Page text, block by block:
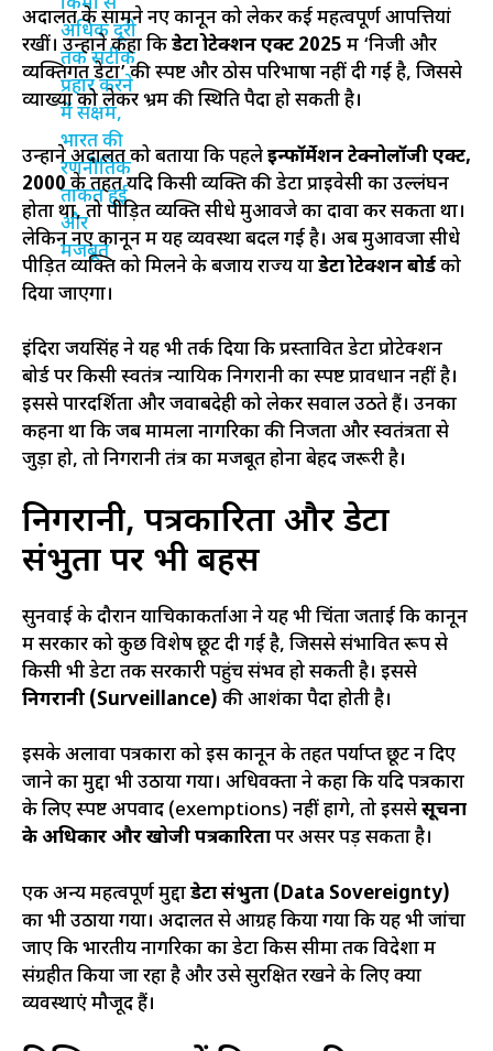
अदालत के सामने नए कानून को लेकर कई महत्वपूर्ण आपत्तियां
रखीं। उन्होंने कहा किडेटा प्रोटेक्शन एक्ट 2025 में ‘निजी और
व्यक्तिगत डेटा’ की स्पष्ट और ठोस परिभाषा नहीं दी गई है, जिससे
व्याख्या को लेकर भ्रम की स्थिति पैदा हो सकती है।
उन्होंने अदालत को बताया कि पहलेइन्फॉर्मेशन टेक्नोलॉजी एक्ट,
2000के तहत यदि किसी व्यक्ति की डेटा प्राइवेसी का उल्लंघन
होता था, तो पीड़ित व्यक्ति सीधे मुआवजे का दावा कर सकता था।
लेकिन नए कानून में यह व्यवस्था बदल गई है। अब मुआवजा सीधे
पीड़ित व्यक्ति को मिलने के बजाय राज्य याडेटा प्रोटेक्शन बोर्डको
दिया जाएगा।
इंदिरा जयसिंह ने यह भी तर्क दिया कि प्रस्तावित डेटा प्रोटेक्शन
बोर्ड पर किसी स्वतंत्र न्यायिक निगरानी का स्पष्ट प्रावधान नहीं है।
इससे पारदर्शिता और जवाबदेही को लेकर सवाल उठते हैं। उनका
कहना था कि जब मामला नागरिकों की निजता और स्वतंत्रता से
जुड़ा हो, तो निगरानी तंत्र का मजबूत होना बेहद जरूरी है।
निगरानी, पत्रकारिता और डेटा
संप्रभुता पर भी बहस
सुनवाई के दौरान याचिकाकर्ताओं ने यह भी चिंता जताई कि कानून
में सरकार को कुछ विशेष छूट दी गई है, जिससे संभावित रूप से
किसी भी डेटा तक सरकारी पहुंच संभव हो सकती है। इससे
निगरानी (Surveillance) की आशंका पैदा होती है।
इसके अलावा पत्रकारों को इस कानून के तहत पर्याप्त छूट न दिए
जाने का मुद्दा भी उठाया गया। अधिवक्ता ने कहा कि यदि पत्रकारों
के लिए स्पष्ट अपवाद (exemptions) नहीं होंगे, तो इससेसूचना
के अधिकार और खोजी पत्रकारितापर असर पड़ सकता है।
एक अन्य महत्वपूर्ण मुद्दाडेटा संप्रभुता (Data Sovereignty)
का भी उठाया गया। अदालत से आग्रह किया गया कि यह भी जांचा
जाए कि भारतीय नागरिकों का डेटा किस सीमा तक विदेशों में
संग्रहीत किया जा रहा है और उसे सुरक्षित रखने के लिए क्या
व्यवस्थाएं मौजूद हैं।